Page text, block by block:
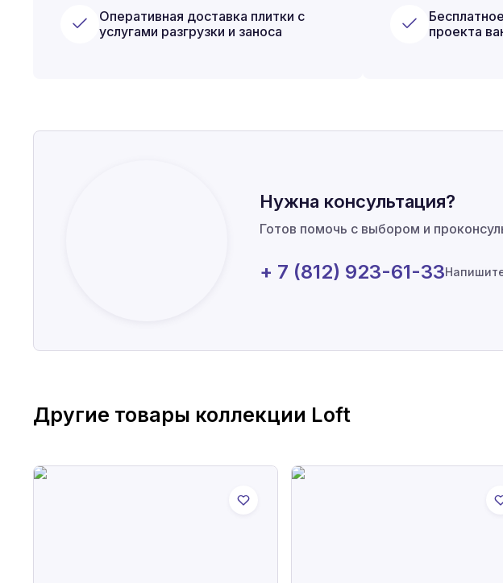
Оперативная доставка плитки с
услугами разгрузки и заноса
проекта
Нужна консультация?
Готов помочь с выбором и
+ 7 (812) 923-61-33
Другие товары коллекции Loft